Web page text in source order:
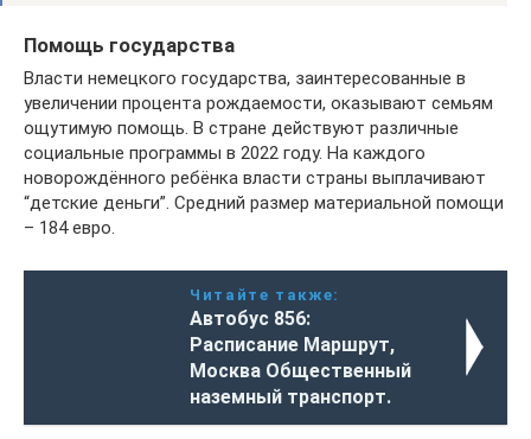
Помощь государства
Власти немецкого государства, заинтересованные в
увеличении процента рождаемости, оказывают семьям
ощутимую помощь. В стране действуют различные
социальные программы в 2022 году. На каждого
новорождённого ребёнка власти страны выплачивают
“детские деньги”. Средний размер материальной помощи
– 184 евро.
Читайте также:
Автобус 856:
Расписание Маршрут,
Москва Общественный
наземный транспорт.